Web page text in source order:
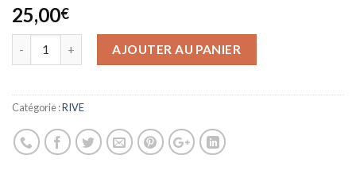
25,00€
AJOUTER AU PANIER
Catégorie :RIVE